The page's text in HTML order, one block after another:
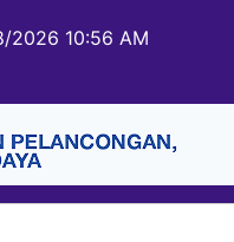
2026 10:56 AM